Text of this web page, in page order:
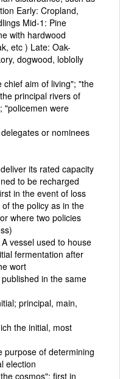
Early: Cropland,
Mid-1: Pine
with hardwood
etc ) Late: Oak-
dogwood, loblolly
chief aim of living"; "the
principal rivers of
"policemen were
or nominees
its rated capacity
to be recharged
in the event of loss
the policy as in the
where two policies
vessel used to house
fermentation after
wort
in the same
principal, main,
the initial, most
purpose of determining
election
cosmos": first in